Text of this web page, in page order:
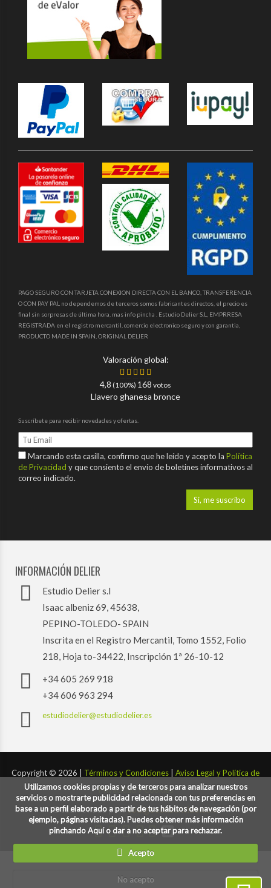
Utilizamos cookies propias y de terceros para analizar nuestros
servicios o mostrarte publicidad relacionada con tus preferencias en
base a un perfil elaborado a partir de tus hábitos de navegación (por
ejemplo, páginas visitadas). Puedes obtener más información
pinchando Aquí o dar a no aceptar para rechazar.
Acepto
No acepto
PAGO SEGURO CON TARJETA CONEXION DIRECTA CON EL BANCO, TRANSFERENCIA
O CON PAY PAL no dependemos de terceros somos fabricantes directos, el precio es
final sin sorpresas de última hora, mas info pincha . Estudio Delier S.L, EMPRRESA
REGISTRADA en el registro mercantil, comercio electronico seguro y con garantia,
PRODUCTO MADE IN SPAIN, ORIGINAL DELIER
Valoración global:
4,8 (100%) 168 votos
Llavero ghanesa bronce
Suscríbete para recibir novedades y ofertas.
Marcando esta casilla, confirmo que he leído y acepto la Política
de Privacidad y que consiento el envío de boletines informativos al
correo indicado.
INFORMACIÓN DELIER
Estudio Delier s.l
Isaac albeniz 69, 45638,
PEPINO-TOLEDO- SPAIN
Inscrita en el Registro Mercantil, Tomo 1552, Folio
218, Hoja to-34422, Inscripción 1ª 26-10-12
+34 605 269 918
+34 606 963 294
estudiodelier@estudiodelier.es
Copyright © 2026 | Términos y Condiciones
Aviso Legal y Política de
Privacidad y Cookies
Desarrollado por:codigoconsentido.com